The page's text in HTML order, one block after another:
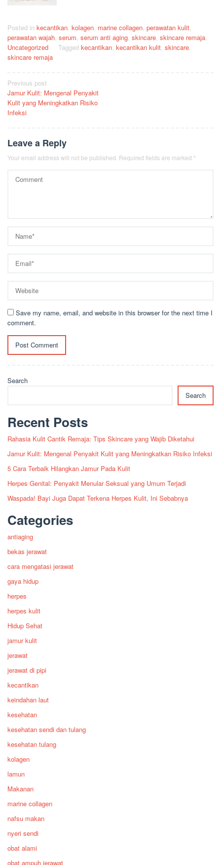
Posted in kecantikan, kolagen, marine collagen, perawatan kulit,
perawatan wajah, serum, serum anti aging, skincare, skincare remaja,
Uncategorized
Tagged kecantikan, kecantikan kulit, skincare,
skincare remaja
Post
navigation
Previous post
Jamur Kulit: Mengenal Penyakit
Kulit yang Meningkatkan Risiko
Infeksi
Leave a Reply
Your email address will not be published. Required fields are marked *
Save my name, email, and website in this browser for the next time I
comment.
Search
Search
Recent Posts
Rahasia Kulit Cantik Remaja: Tips Skincare yang Wajib Diketahui
Jamur Kulit: Mengenal Penyakit Kulit yang Meningkatkan Risiko Infeksi
5 Cara Terbaik Hilangkan Jamur Pada Kulit
Herpes Genital: Penyakit Menular Seksual yang Umum Terjadi
Waspada! Bayi Juga Dapat Terkena Herpes Kulit, Ini Sebabnya
Categories
antiaging
bekas jerawat
cara mengatasi jerawat
gaya hidup
herpes
herpes kulit
Hidup Sehat
jamur kulit
jerawat
jerawat di pipi
kecantikan
keindahan laut
kesehatan
kesehatan sendi dan tulang
kesehatan tulang
kolagen
lamun
Makanan
marine collagen
nafsu makan
nyeri sendi
obat alami
obat ampuh jerawat